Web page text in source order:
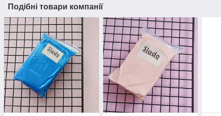
Подібні товари компанії